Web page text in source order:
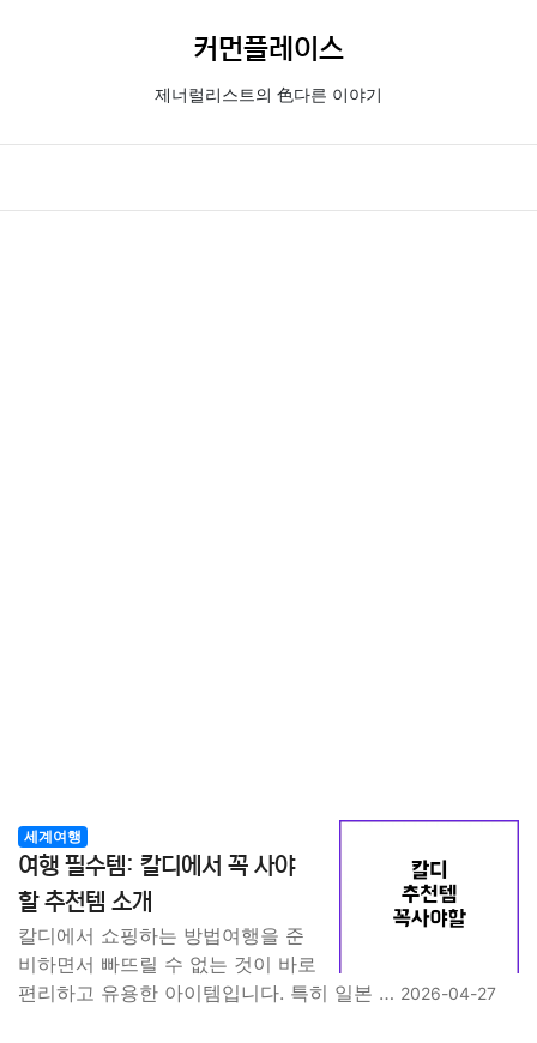
커먼플레이스
제너럴리스트의 色다른 이야기
세계여행
여행 필수템: 칼디에서 꼭 사야
할 추천템 소개
칼디에서 쇼핑하는 방법여행을 준
비하면서 빠뜨릴 수 없는 것이 바로
편리하고 유용한 아이템입니다. 특히 일본 … 2026-04-27